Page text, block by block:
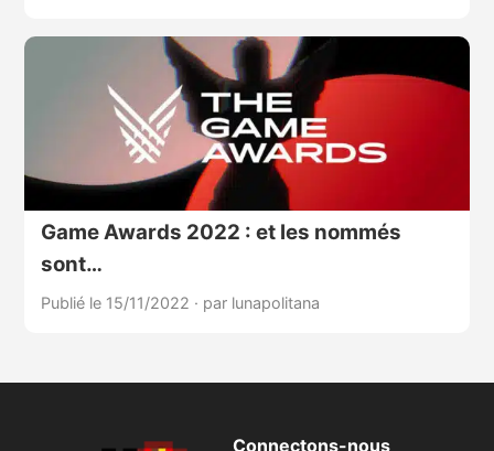
Game Awards 2022 : et les nommés
sont…
Publié le 15/11/2022 · par lunapolitana
Connectons-nous